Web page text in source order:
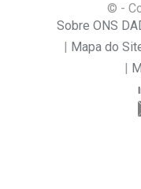
© -
Sobre ONS
Mapa do